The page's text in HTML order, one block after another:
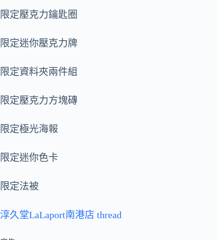
限定壓克力鑰匙圈
限定迷你壓克力牌
限定資料夾兩件組
限定壓克力方塊磚
限定極光海報
限定迷你色卡
限定法被
淳久堂LaLaport南港店 thread